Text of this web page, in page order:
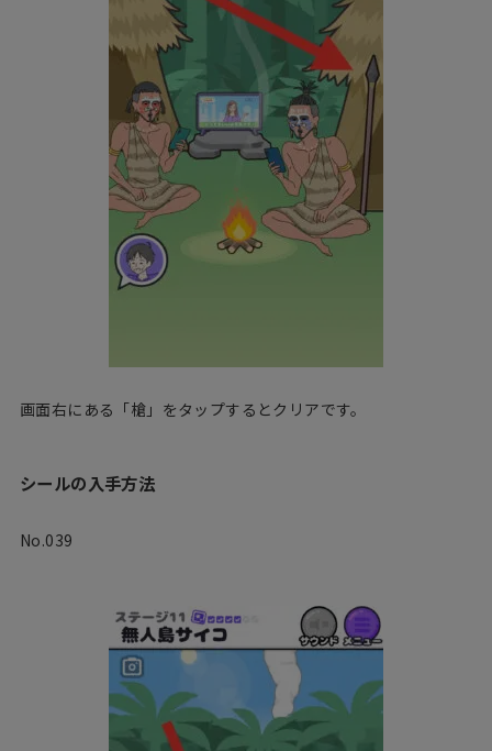
画面右にある「槍」をタップするとクリアです。
シールの入手方法
No.039